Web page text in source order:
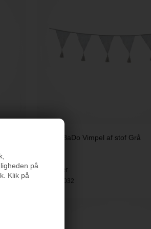
på
Klik på
JaBaDaBaDo Vimpel af stof Grå
På lager
K032